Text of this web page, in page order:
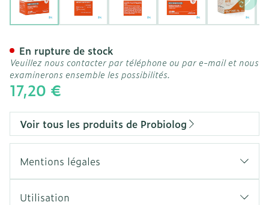
17,20 €
En rupture de stock
Veuillez nous contacter par téléphone ou par e-mail et nous
examinerons ensemble les possibilités.
Voir tous les produits de Probiolog
Mentions légales
Utilisation